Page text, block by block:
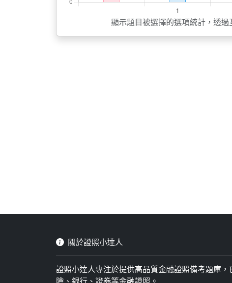
顯示題目被選擇的選項統計，透
關於證照小達人
證照小達人專注於提供高品質金融證照備考題庫